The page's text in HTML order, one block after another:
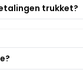
trukket?